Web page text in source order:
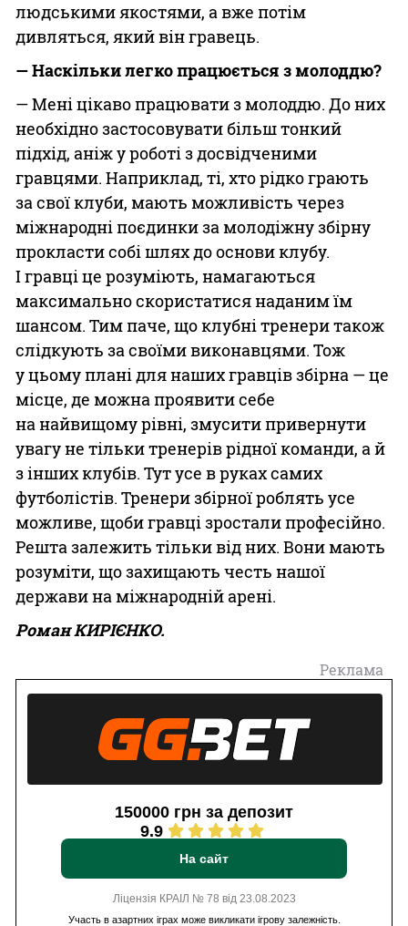
людськими якостями, а вже потім
дивляться, який він гравець.
— Наскільки легко працюється з молоддю?
— Мені цікаво працювати з молоддю. До них
необхідно застосовувати більш тонкий
підхід, аніж у роботі з досвідченими
гравцями. Наприклад, ті, хто рідко грають
за свої клуби, мають можливість через
міжнародні поєдинки за молодіжну збірну
прокласти собі шлях до основи клубу.
І гравці це розуміють, намагаються
максимально скористатися наданим їм
шансом. Тим паче, що клубні тренери також
слідкують за своїми виконавцями. Тож
у цьому плані для наших гравців збірна — це
місце, де можна проявити себе
на найвищому рівні, змусити привернути
увагу не тільки тренерів рідної команди, а й
з інших клубів. Тут усе в руках самих
футболістів. Тренери збірної роблять усе
можливе, щоби гравці зростали професійно.
Решта залежить тільки від них. Вони мають
розуміти, що захищають честь нашої
держави на міжнародній арені.
Роман КИРІЄНКО.
Реклама
150000 грн за депозит
9.9
На сайт
Ліцензія КРАІЛ № 78 від 23.08.2023
Участь в азартних іграх може викликати ігрову залежність.